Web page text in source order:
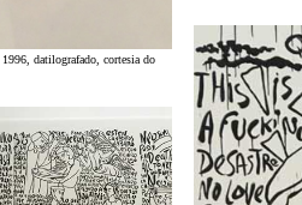
, 1996, datilografado, cortesia do